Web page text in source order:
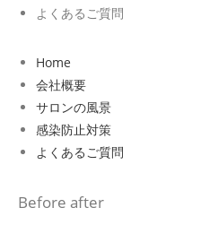
よくあるご質問
Home
会社概要
サロンの風景
感染防止対策
よくあるご質問
Before after